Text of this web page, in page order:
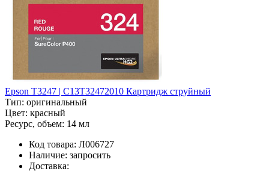
Epson T3247 | C13T32472010 Картридж струйный
Тип: оригинальный
Цвет: красный
Ресурс, объем: 14 мл
Код товара: Л006727
Наличие: запросить
Доставка: